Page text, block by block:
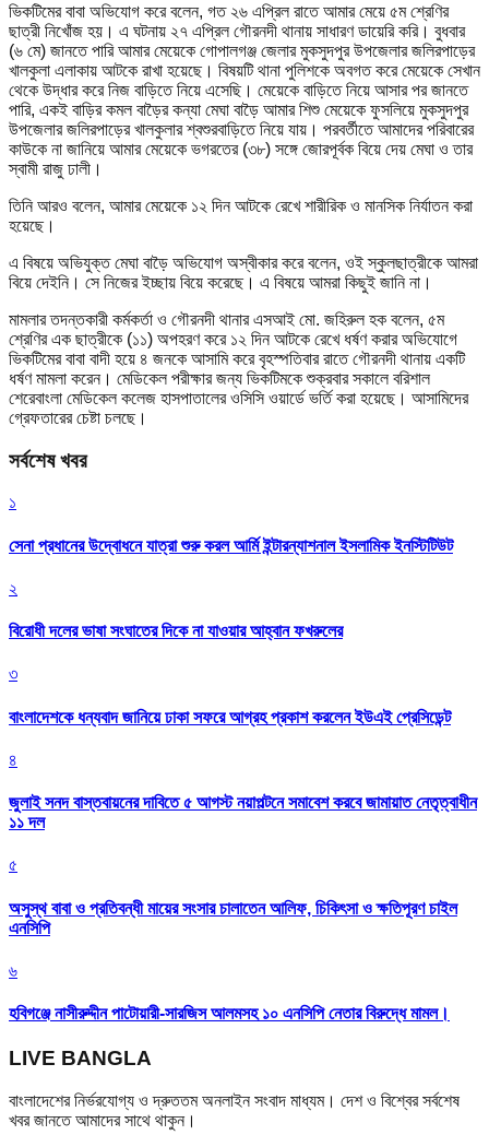
ভিকটিমের বাবা অভিযোগ করে বলেন, গত ২৬ এপ্রিল রাতে আমার মেয়ে ৫ম শ্রেণির
ছাত্রী নিখোঁজ হয়। এ ঘটনায় ২৭ এপ্রিল গৌরনদী থানায় সাধারণ ডায়েরি করি। বুধবার
(৬ মে) জানতে পারি আমার মেয়েকে গোপালগঞ্জ জেলার মুকসুদপুর উপজেলার জলিরপাড়ের
খালকুলা এলাকায় আটকে রাখা হয়েছে। বিষয়টি থানা পুলিশকে অবগত করে মেয়েকে সেখান
থেকে উদ্ধার করে নিজ বাড়িতে নিয়ে এসেছি। মেয়েকে বাড়িতে নিয়ে আসার পর জানতে
পারি, একই বাড়ির কমল বাড়ৈর কন্যা মেঘা বাড়ৈ আমার শিশু মেয়েকে ফুসলিয়ে মুকসুদপুর
উপজেলার জলিরপাড়ের খালকুলার শ্বশুরবাড়িতে নিয়ে যায়। পরবর্তীতে আমাদের পরিবারের
কাউকে না জানিয়ে আমার মেয়েকে ভগরতের (৩৮) সঙ্গে জোরপূর্বক বিয়ে দেয় মেঘা ও তার
স্বামী রাজু ঢালী।
তিনি আরও বলেন, আমার মেয়েকে ১২ দিন আটকে রেখে শারীরিক ও মানসিক নির্যাতন করা
হয়েছে।
এ বিষয়ে অভিযুক্ত মেঘা বাড়ৈ অভিযোগ অস্বীকার করে বলেন, ওই স্কুলছাত্রীকে আমরা
বিয়ে দেইনি। সে নিজের ইচ্ছায় বিয়ে করেছে। এ বিষয়ে আমরা কিছুই জানি না।
মামলার তদন্তকারী কর্মকর্তা ও গৌরনদী থানার এসআই মো. জহিরুল হক বলেন, ৫ম
শ্রেণির এক ছাত্রীকে (১১) অপহরণ করে ১২ দিন আটকে রেখে ধর্ষণ করার অভিযোগে
ভিকটিমের বাবা বাদী হয়ে ৪ জনকে আসামি করে বৃহস্পতিবার রাতে গৌরনদী থানায় একটি
ধর্ষণ মামলা করেন। মেডিকেল পরীক্ষার জন্য ভিকটিমকে শুক্রবার সকালে বরিশাল
শেরেবাংলা মেডিকেল কলেজ হাসপাতালের ওসিসি ওয়ার্ডে ভর্তি করা হয়েছে। আসামিদের
গ্রেফতারের চেষ্টা চলছে।
সর্বশেষ খবর
১
সেনা প্রধানের উদ্বোধনে যাত্রা শুরু করল আর্মি ইন্টারন্যাশনাল ইসলামিক ইনস্টিটিউট
২
বিরোধী দলের ভাষা সংঘাতের দিকে না যাওয়ার আহ্বান ফখরুলের
৩
বাংলাদেশকে ধন্যবাদ জানিয়ে ঢাকা সফরে আগ্রহ প্রকাশ করলেন ইউএই প্রেসিডেন্ট
৪
জুলাই সনদ বাস্তবায়নের দাবিতে ৫ আগস্ট নয়াপল্টনে সমাবেশ করবে জামায়াত নেতৃত্বাধীন
১১ দল
৫
অসুস্থ বাবা ও প্রতিবন্ধী মায়ের সংসার চালাতেন আলিফ, চিকিৎসা ও ক্ষতিপূরণ চাইল
এনসিপি
৬
হবিগঞ্জে নাসীরুদ্দীন পাটোয়ারী-সারজিস আলমসহ ১০ এনসিপি নেতার বিরুদ্ধে মামল।
LIVE BANGLA
বাংলাদেশের নির্ভরযোগ্য ও দ্রুততম অনলাইন সংবাদ মাধ্যম। দেশ ও বিশ্বের সর্বশেষ
খবর জানতে আমাদের সাথে থাকুন।